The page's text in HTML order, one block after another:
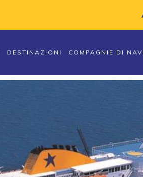
DESTINAZIONI COMPAGNIE DI